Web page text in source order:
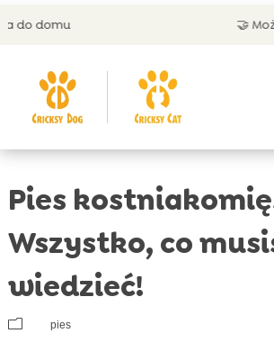
🤝 Możesz zapłacić
Pies
Wszystko, co
wiedzieć!
m pies